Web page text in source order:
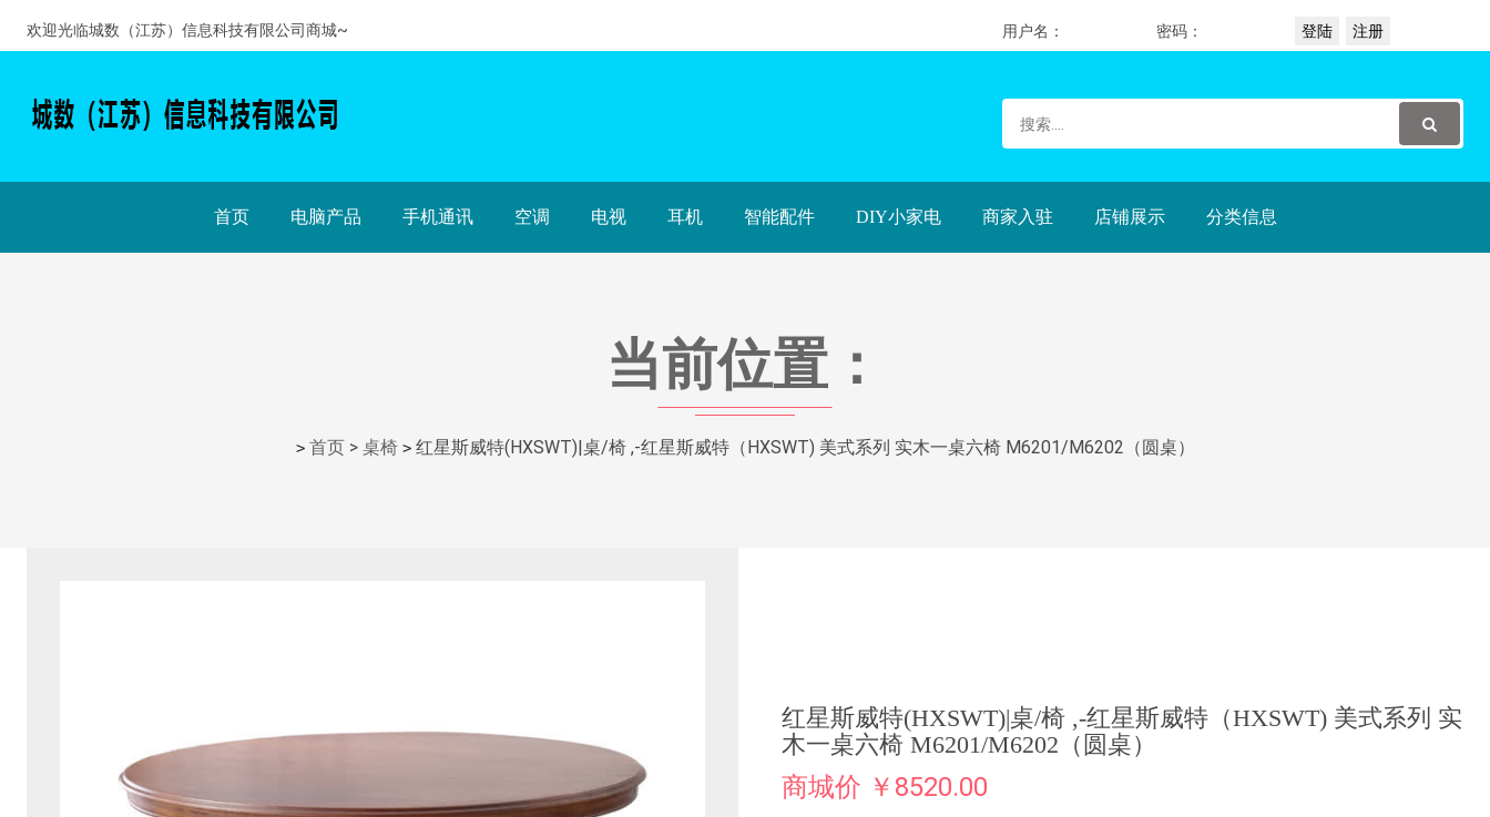
欢迎光临城数（江苏）信息科技有限公司商城~ 用户名： 密码：
首页 电脑产品 手机通讯 空调 电视 耳机 智能配件 DIY小家电 商家入驻 店铺展示 分类信息
当前位置：
> 首页> 桌椅 >红星斯威特(HXSWT)|桌/椅 ,-红星斯威特（HXSWT) 美式系列 实木一桌六椅 M6201/M6202（圆桌）
红星斯威特(HXSWT)|桌/椅 ,-红星斯威特（HXSWT) 美式系列 实
木一桌六椅 M6201/M6202（圆桌）
商城价 ￥8520.00